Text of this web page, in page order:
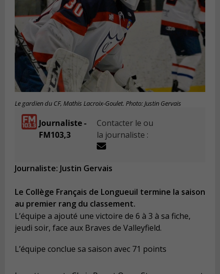
Le gardien du CF, Mathis Lacroix-Goulet. Photo: Justin Gervais
Journaliste -
FM103,3
Contacter le ou
la journaliste :
Journaliste: Justin Gervais
Le Collège Français de Longueuil termine la saison
au premier rang du classement.
L’équipe a ajouté une victoire de 6 à 3 à sa fiche,
jeudi soir, face aux Braves de Valleyfield.
L’équipe conclue sa saison avec 71 points